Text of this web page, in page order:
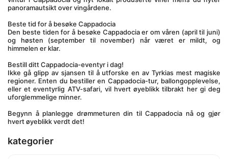
panoramautsikt over vingårdene.
Beste tid for å besøke Cappadocia
Den beste tiden for å besøke Cappadocia er om våren (april til juni)
og høsten (september til november) når været er mildt, og
himmelen er klar.
Bestill ditt Cappadocia-eventyr i dag!
Ikke gå glipp av sjansen til å utforske en av Tyrkias mest magiske
regioner. Enten du bestiller en Cappadocia-tur, ballongopplevelse,
eller et eventyrlig ATV-safari, vil hvert øyeblikk tilbrakt her gi deg
uforglemmelige minner.
Begynn å planlegge drømmeturen din til Cappadocia nå og gjør
hvert øyeblikk verdt det!
kategorier